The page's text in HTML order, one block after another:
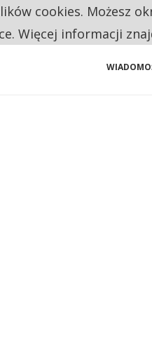
62 ZGŁOSZENIA. WIELU
cookies. Możesz
Więcej informacji